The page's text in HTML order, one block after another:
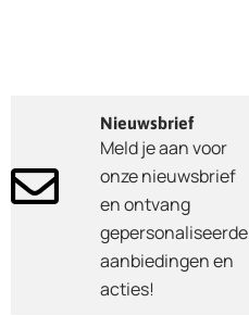
Nieuwsbrief
Meld je aan voor
onze nieuwsbrief
en ontvang
gepersonaliseerde
aanbiedingen en
acties!